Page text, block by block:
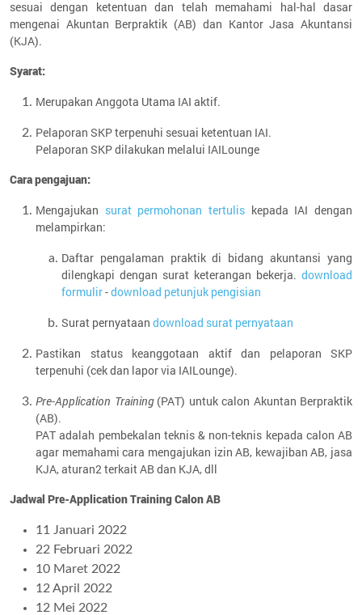
sesuai dengan ketentuan dan telah memahami hal-hal dasar
mengenai Akuntan Berpraktik (AB) dan Kantor Jasa Akuntansi
(KJA).
Syarat:
Merupakan Anggota Utama IAI aktif.
Pelaporan SKP terpenuhi sesuai ketentuan IAI.
Pelaporan SKP dilakukan melalui IAILounge
Cara pengajuan:
Mengajukan surat permohonan tertulis kepada IAI dengan
melampirkan:
Daftar pengalaman praktik di bidang akuntansi yang
dilengkapi dengan surat keterangan bekerja. download
formulir-download petunjuk pengisian
Surat pernyataan download surat pernyataan
Pastikan status keanggotaan aktif dan pelaporan SKP
terpenuhi (cek dan lapor via IAILounge).
Pre-Application Training(PAT) untuk calon Akuntan Berpraktik
(AB).
PAT adalah pembekalan teknis & non-teknis kepada calon AB
agar memahami cara mengajukan izin AB, kewajiban AB, jasa
KJA, aturan2 terkait AB dan KJA, dll
Jadwal Pre-Application Training Calon AB
11 Januari 2022
22 Februari 2022
10 Maret 2022
12 April 2022
12 Mei 2022